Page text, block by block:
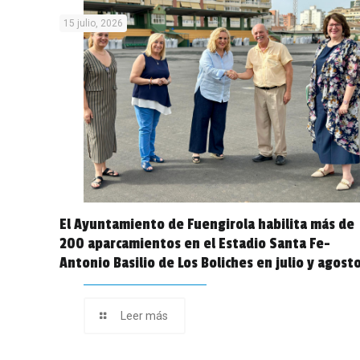
15 julio, 2026
El Ayuntamiento de Fuengirola habilita más de
200 aparcamientos en el Estadio Santa Fe-
Antonio Basilio de Los Boliches en julio y
Leer más